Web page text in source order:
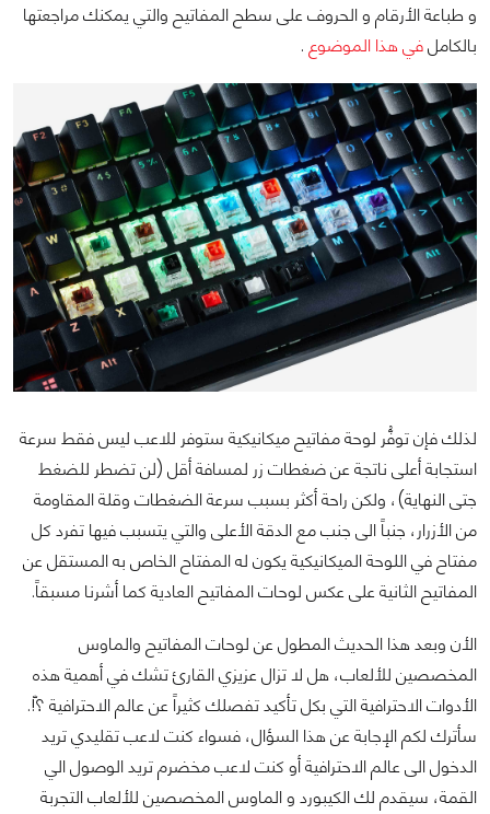
و طباعة الأرقام و الحروف على سطح المفاتيح والتي يمكنك مراجعتها
بالكاملفي هذا الموضوع .
لذلك فإن توفُّر لوحة مفاتيح ميكانيكية ستوفر للاعب ليس فقط سرعة
استجابة أعلى ناتجة عن ضغطات زر لمسافة أقل (لن تضطر للضغط
جتى النهاية)، ولكن راحة أكثر بسبب سرعة الضغطات وقلة المقاومة
من الأزرار، جنباً الى جنب مع الدقة الأعلى والتي يتسبب فيها تفرد كل
مفتاح في اللوحة الميكانيكية يكون له المفتاح الخاص به المستقل عن
المفاتيح الثانية على عكس لوحات المفاتيح العادية كما أشرنا مسبقاً.
الأن وبعد هذا الحديث المطول عن لوحات المفاتيح والماوس
المخصصين للألعاب، هل لا تزال عزيزي القارئ تشك في أهمية هذه
الأدوات الاحترافية التي بكل تأكيد تفصلك كثيراً عن عالم الاحترافية ؟ّ!.
سأترك لكم الإجابة عن هذا السؤال، فسواء كنت لاعب تقليدي تريد
الدخول الى عالم الاحترافية أو كنت لاعب مخضرم تريد الوصول الي
القمة، سيقدم لك الكيبورد و الماوس المخصصين للألعاب التجربة